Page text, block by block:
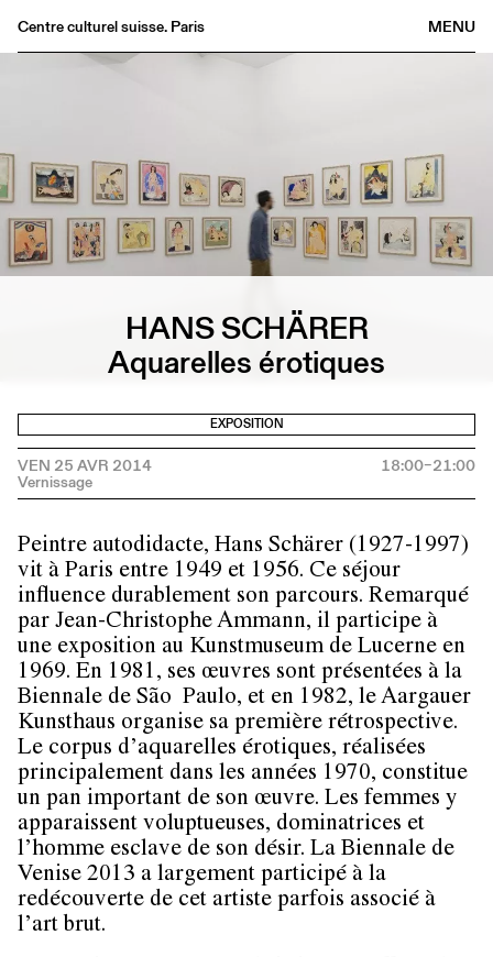
MENU
Centre culturel suisse. Paris
Archives
Médiathèque
Éditions
Informations
HANS SCHÄRER
Aquarelles érotiques
EXPOSITION
VEN 25 AVR 2014 18:00–21:00
Peintre autodidacte, Hans Schärer (1927-1997)
vit à Paris entre 1949 et 1956. Ce séjour
influence durablement son parcours. Remarqué
par Jean-Christophe Ammann, il participe à
une exposition au Kunstmuseum de Lucerne en
1969. En 1981, ses œuvres sont présentées à la
Biennale de São Paulo, et en 1982, le Aargauer
Kunsthaus organise sa première rétrospective.
Le corpus d’aquarelles érotiques, réalisées
principalement dans les années 1970, constitue
un pan important de son œuvre. Les femmes y
apparaissent voluptueuses, dominatrices et
l’homme esclave de son désir. La Biennale de
Venise 2013 a largement participé à la
redécouverte de cet artiste parfois associé à
l’art brut.